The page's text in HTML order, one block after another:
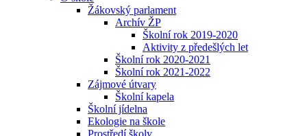
Žákovský parlament
Archív ŽP
Školní rok 2019-2020
Aktivity z předešlých let
Školní rok 2020-2021
Školní rok 2021-2022
Zájmové útvary
Školní kapela
Školní jídelna
Ekologie na škole
Prostředí školy